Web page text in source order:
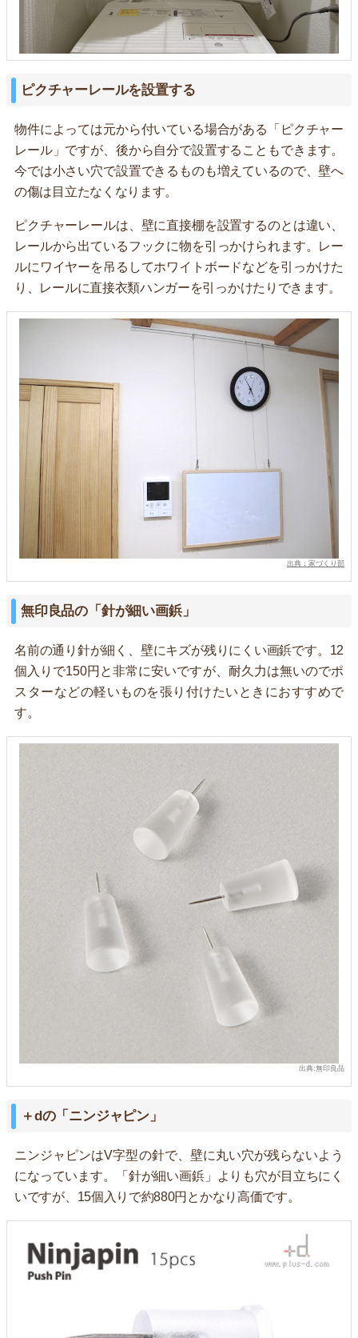
ピクチャーレールを設置する
物件によっては元から付いている場合がある「ピクチャー
レール」ですが、後から自分で設置することもできます。
今では小さい穴で設置できるものも増えているので、壁へ
の傷は目立たなくなります。
ピクチャーレールは、壁に直接棚を設置するのとは違い、
レールから出ているフックに物を引っかけられます。レー
ルにワイヤーを吊るしてホワイトボードなどを引っかけた
り、レールに直接衣類ハンガーを引っかけたりできます。
出典：家づくり部
無印良品の「針が細い画鋲」
名前の通り針が細く、壁にキズが残りにくい画鋲です。12
個入りで150円と非常に安いですが、耐久力は無いのでポ
スターなどの軽いものを張り付けたいときにおすすめで
す。
出典:無印良品
＋dの「ニンジャピン」
ニンジャピンはV字型の針で、壁に丸い穴が残らないよう
になっています。「針が細い画鋲」よりも穴が目立ちにく
いですが、15個入りで約880円とかなり高価です。